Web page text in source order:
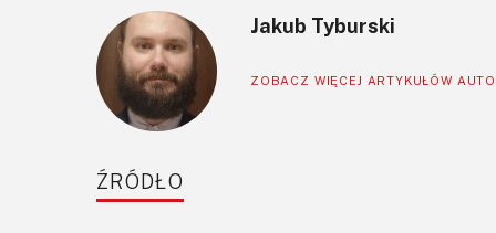
Jakub Tyburski
ZOBACZ WIĘCEJ ARTYKUŁÓW
ŹRÓDŁO